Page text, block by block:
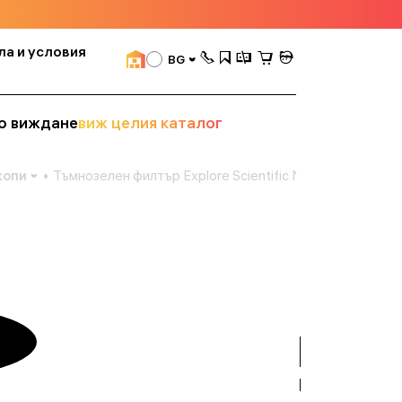
и условия BG
вижданевиж целия каталог
Тъмнозелен филтър Explore Scientific N58A 1,25"
вижте
всички